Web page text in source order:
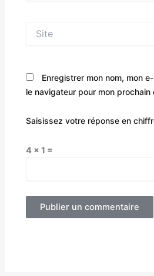
Enregistrer mon nom, mon
le navigateur pour mon prochain
Saisissez votre réponse en
4 × 1 =